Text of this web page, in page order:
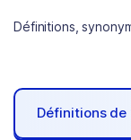
Définitions,
Définitions de